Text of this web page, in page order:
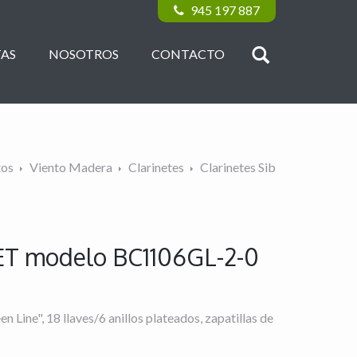
945 197 887
NOSOTROS CONTACTO
Viento Madera Clarinetes Clarinetes Sib
modelo BC1106GL-2-0
Line", 18 llaves/6 anillos plateados, zapatillas de